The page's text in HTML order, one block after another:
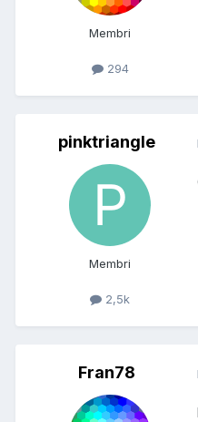
Membri
294
pinktriangle
Membri
2,5k
Fran78